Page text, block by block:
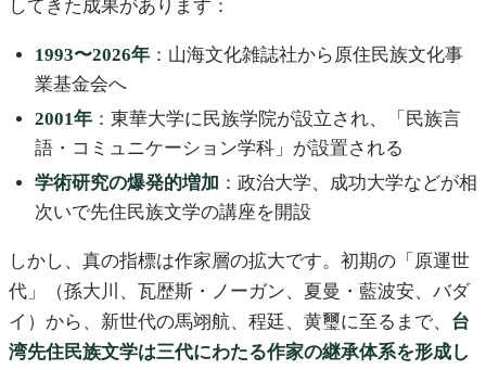
してきた成果があります：
1993〜2026年 ：山海文化雑誌社から原住民族文化事
業基金会へ
2001年 ：東華大学に民族学院が設立され、「民族言
語・コミュニケーション学科」が設置される
学術研究の爆発的増加 ：政治大学、成功大学などが相
次いで先住民族文学の講座を開設
しかし、真の指標は作家層の拡大です。初期の「原運世
代」（孫大川、瓦歴斯・ノーガン、夏曼・藍波安、バダ
イ）から、新世代の馬翊航、程廷、黄璽に至るまで、 台
湾先住民族文学は三代にわたる作家の継承体系を形成し